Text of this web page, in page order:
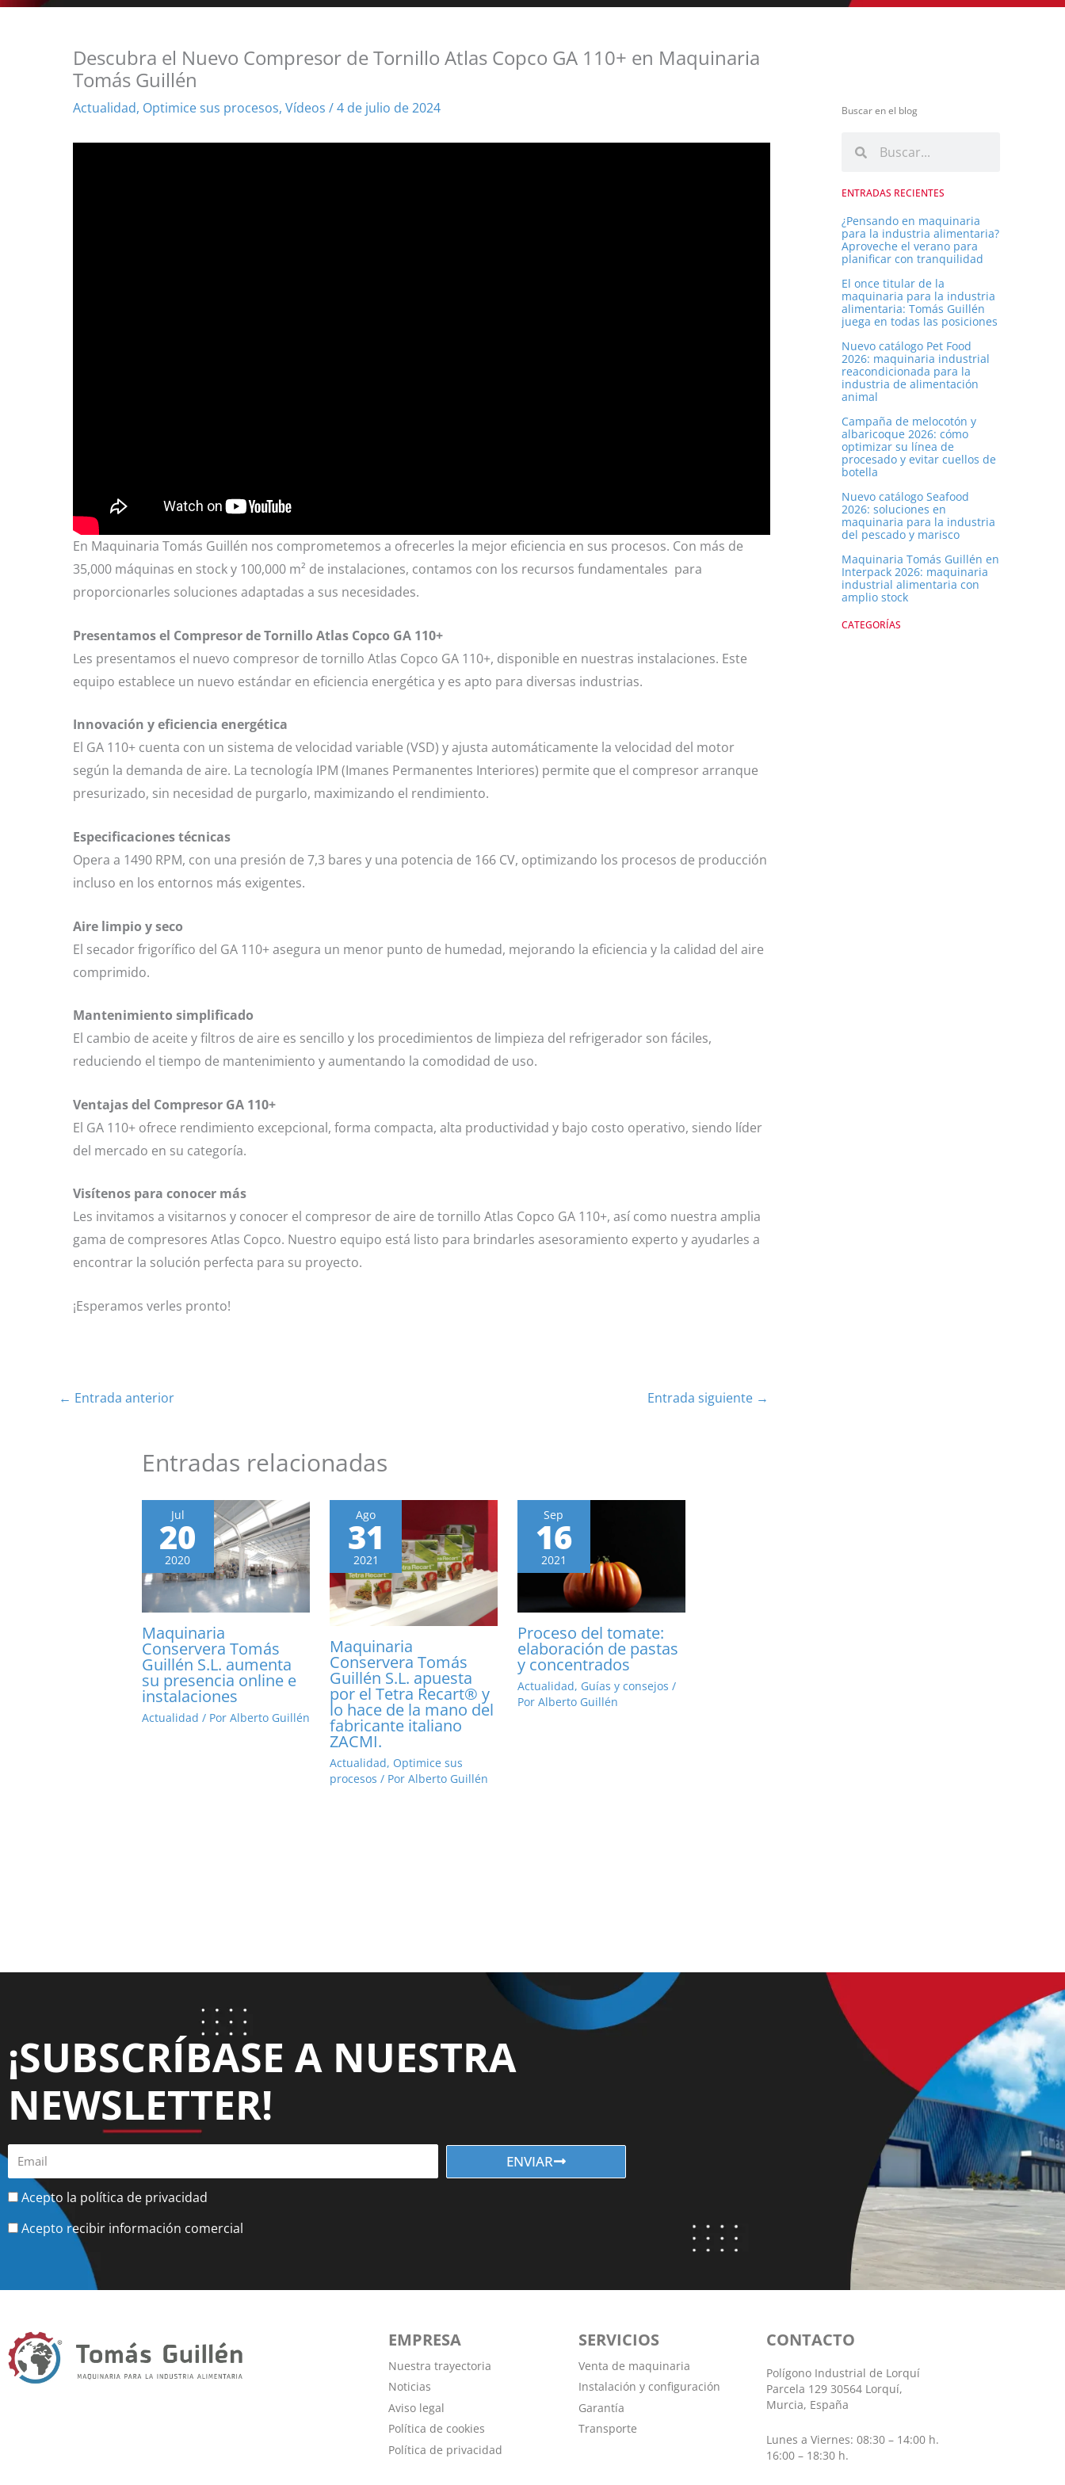
Descubra el Nuevo Compresor de Tornillo Atlas Copco GA 110+ en Maquinaria
Tomás Guillén
Actualidad, Optimice sus procesos, Vídeos /4 de julio de 2024
En Maquinaria Tomás Guillén nos comprometemos a ofrecerles la mejor eficiencia en sus procesos. Con más de
35,000 máquinas en stock y 100,000 m² de instalaciones, contamos con los recursos fundamentales para
proporcionarles soluciones adaptadas a sus necesidades.
Presentamos el Compresor de Tornillo Atlas Copco GA 110+
Les presentamos el nuevo compresor de tornillo Atlas Copco GA 110+, disponible en nuestras instalaciones. Este
equipo establece un nuevo estándar en eficiencia energética y es apto para diversas industrias.
Innovación y eficiencia energética
El GA 110+ cuenta con un sistema de velocidad variable (VSD) y ajusta automáticamente la velocidad del motor
según la demanda de aire. La tecnología IPM (Imanes Permanentes Interiores) permite que el compresor arranque
presurizado, sin necesidad de purgarlo, maximizando el rendimiento.
Especificaciones técnicas
Opera a 1490 RPM, con una presión de 7,3 bares y una potencia de 166 CV, optimizando los procesos de producción
incluso en los entornos más exigentes.
Aire limpio y seco
El secador frigorífico del GA 110+ asegura un menor punto de humedad, mejorando la eficiencia y la calidad del aire
comprimido.
Mantenimiento simplificado
El cambio de aceite y filtros de aire es sencillo y los procedimientos de limpieza del refrigerador son fáciles,
reduciendo el tiempo de mantenimiento y aumentando la comodidad de uso.
Ventajas del Compresor GA 110+
El GA 110+ ofrece rendimiento excepcional, forma compacta, alta productividad y bajo costo operativo, siendo líder
del mercado en su categoría.
Visítenos para conocer más
Les invitamos a visitarnos y conocer el compresor de aire de tornillo Atlas Copco GA 110+, así como nuestra amplia
gama de compresores Atlas Copco. Nuestro equipo está listo para brindarles asesoramiento experto y ayudarles a
encontrar la solución perfecta para su proyecto.
¡Esperamos verles pronto!
← Entrada anterior Entrada siguiente →
Entradas relacionadas
Jul
20
2020
Maquinaria
Conservera Tomás
Guillén S.L. aumenta
su presencia online e
instalaciones
Actualidad / Por Alberto Guillén
Ago
31
2021
Maquinaria
Conservera Tomás
Guillén S.L. apuesta
por el Tetra Recart® y
lo hace de la mano del
fabricante italiano
ZACMI.
Actualidad, Optimice sus
procesos / Por Alberto Guillén
Sep
16
2021
Proceso del tomate:
elaboración de pastas
y concentrados
Actualidad, Guías y consejos /
PorAlberto Guillén
Buscar en el blog
c
a
r
s
c
a
r
ENTRADAS RECIENTES
¿Pensando en maquinaria
para la industria alimentaria?
Aproveche el verano para
planificar con tranquilidad
El once titular de la
maquinaria para la industria
alimentaria: Tomás Guillén
juega en todas las posiciones
Nuevo catálogo Pet Food
2026: maquinaria industrial
reacondicionada para la
industria de alimentación
animal
Campaña de melocotón y
albaricoque 2026: cómo
optimizar su línea de
procesado y evitar cuellos de
botella
Nuevo catálogo Seafood
2026: soluciones en
maquinaria para la industria
del pescado y marisco
Maquinaria Tomás Guillén en
Interpack 2026: maquinaria
industrial alimentaria con
amplio stock
CATEGORÍAS
¡SUBSCRÍBASE A NUESTRA
NEWSLETTER!
Acepto la política de privacidad
Acepto recibir información comercial
ENVIAR
EMPRESA
Nuestra trayectoria
Noticias
Aviso legal
Política de cookies
Política de privacidad
SERVICIOS
Venta de maquinaria
Instalación y configuración
Garantía
Transporte
CONTACTO
Polígono Industrial de Lorquí
Parcela 129 30564 Lorquí,
Murcia, España
Lunes a Viernes: 08:30 – 14:00 h.
16:00 – 18:30 h.